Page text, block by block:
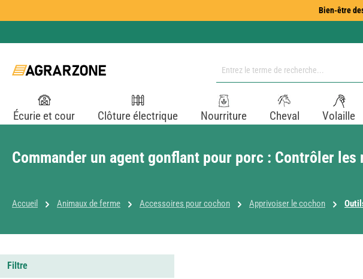
Bien-être
Écurie et cour Clôture électrique Nourriture Cheval Volaille
Commander un agent gonflant pour porc : Contrôler
Accueil Animaux de ferme Accessoires pour cochon Apprivoiser le cochon
Filtre